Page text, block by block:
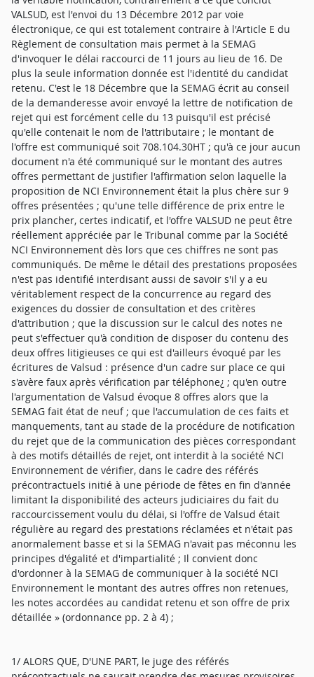
VALSUD, est l'envoi du 13 Décembre 2012 par voie
électronique, ce qui est totalement contraire à l'Article E du
Règlement de consultation mais permet à la SEMAG
d'invoquer le délai raccourci de 11 jours au lieu de 16. De
plus la seule information donnée est l'identité du candidat
retenu. C'est le 18 Décembre que la SEMAG écrit au conseil
de la demanderesse avoir envoyé la lettre de notification de
rejet qui est forcément celle du 13 puisqu'il est précisé
qu'elle contenait le nom de l'attributaire ; le montant de
l'offre est communiqué soit 708.104.30HT ; qu'à ce jour aucun
document n'a été communiqué sur le montant des autres
offres permettant de justifier l'affirmation selon laquelle la
proposition de NCI Environnement était la plus chère sur 9
offres présentées ; qu'une telle différence de prix entre le
prix plancher, certes indicatif, et l'offre VALSUD ne peut être
réellement appréciée par le Tribunal comme par la Société
NCI Environnement dès lors que ces chiffres ne sont pas
communiqués. De même le détail des prestations proposées
n'est pas identifié interdisant aussi de savoir s'il y a eu
véritablement respect de la concurrence au regard des
exigences du dossier de consultation et des critères
d'attribution ; que la discussion sur le calcul des notes ne
peut s'effectuer qu'à condition de disposer du contenu des
deux offres litigieuses ce qui est d'ailleurs évoqué par les
écritures de Valsud : présence d'un cadre sur place ce qui
s'avère faux après vérification par téléphone¿ ; qu'en outre
l'argumentation de Valsud évoque 8 offres alors que la
SEMAG fait état de neuf ; que l'accumulation de ces faits et
manquements, tant au stade de la procédure de notification
du rejet que de la communication des pièces correspondant
à des motifs détaillés de rejet, ont interdit à la société NCI
Environnement de vérifier, dans le cadre des référés
précontractuels initié à une période de fêtes en fin d'année
limitant la disponibilité des acteurs judiciaires du fait du
raccourcissement voulu du délai, si l'offre de Valsud était
régulière au regard des prestations réclamées et n'était pas
anormalement basse et si la SEMAG n'avait pas méconnu les
principes d'égalité et d'impartialité ; Il convient donc
d'ordonner à la SEMAG de communiquer à la société NCI
Environnement le montant des autres offres non retenues,
les notes accordées au candidat retenu et son offre de prix
détaillée » (ordonnance pp. 2 à 4) ;
1/ ALORS QUE, D'UNE PART, le juge des référés